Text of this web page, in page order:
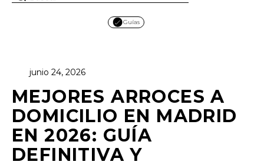
Guías
junio 24, 2026
MEJORES ARROCES A
DOMICILIO EN MADRID
EN 2026: GUÍA
DEFINITIVA Y